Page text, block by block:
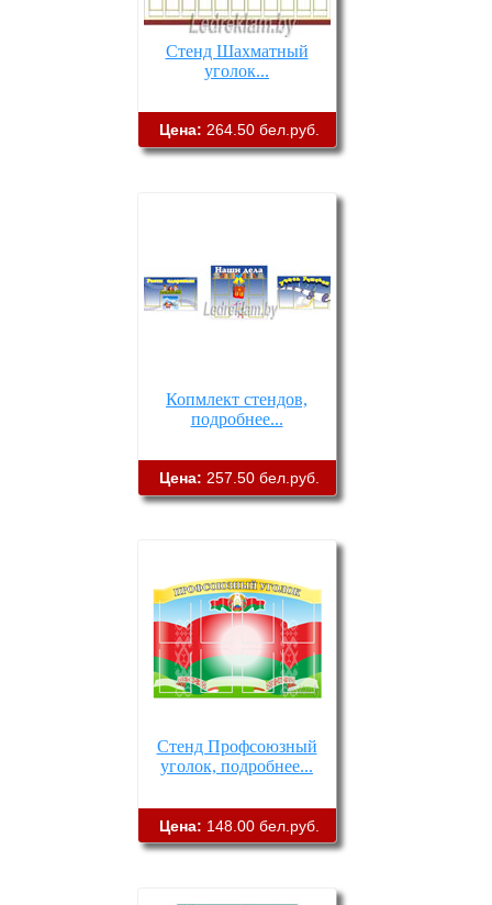
Стенд Шахматный
уголок...
Цена: 264.50 бел.руб.
Копмлект стендов,
подробнее...
Цена: 257.50 бел.руб.
Стенд Профсоюзный
уголок, подробнее...
Цена: 148.00 бел.руб.